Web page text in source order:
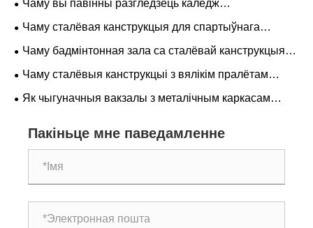
жылых праектаў?
Чаму вы павінны разгледзець каледж
металабудавання для атрымання адукацыі
Чаму сталёвая канструкцыя для спартыўнага
комплексу - лепшае рашэнне для сучаснага
будаўніцтва стадыёна
Чаму бадмінтонная зала са сталёвай канструкцыяй -
лепшы выбар для сучасных спартыўных збудаванняў
Чаму сталёвыя канструкцыі з вялікім пралётам
важныя для сучасных стадыёнаў
Як чыгуначныя вакзалы з металічным каркасам
цягніках
Пакіньце мне паведамленне